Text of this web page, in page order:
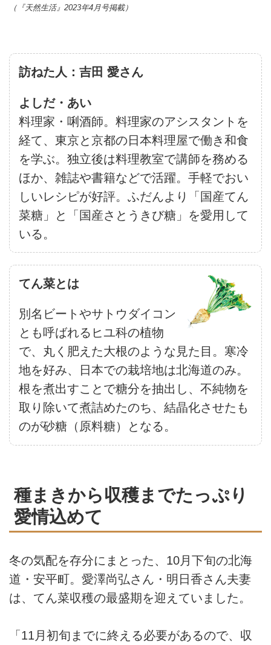
（『天然生活』2023年4月号掲載）
訪ねた人：吉田 愛さん
よしだ・あい
料理家・唎酒師。料理家のアシスタントを
経て、東京と京都の日本料理屋で働き和食
を学ぶ。独立後は料理教室で講師を務める
ほか、雑誌や書籍などで活躍。手軽でおい
しいレシピが好評。ふだんより「国産てん
菜糖」と「国産さとうきび糖」を愛用して
いる。
てん菜とは
別名ビートやサトウダイコン
とも呼ばれるヒユ科の植物
で、丸く肥えた大根のような見た目。寒冷
地を好み、日本での栽培地は北海道のみ。
根を煮出すことで糖分を抽出し、不純物を
取り除いて煮詰めたのち、結晶化させたも
のが砂糖（原料糖）となる。
種まきから収穫までたっぷり
愛情込めて
冬の気配を存分にまとった、10月下旬の北海
道・安平町。愛澤尚弘さん・明日香さん夫妻
は、てん菜収穫の最盛期を迎えていました。
「11月初旬までに終える必要があるので、収